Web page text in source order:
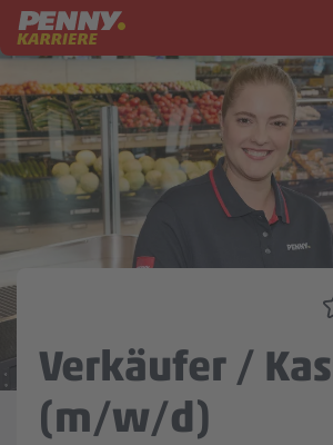
Zum Inhalt springen
Startseite
PENNY als
Ausbildung
Markt
Zentrale &
Mein
Verkäufer /
(m/w/d)